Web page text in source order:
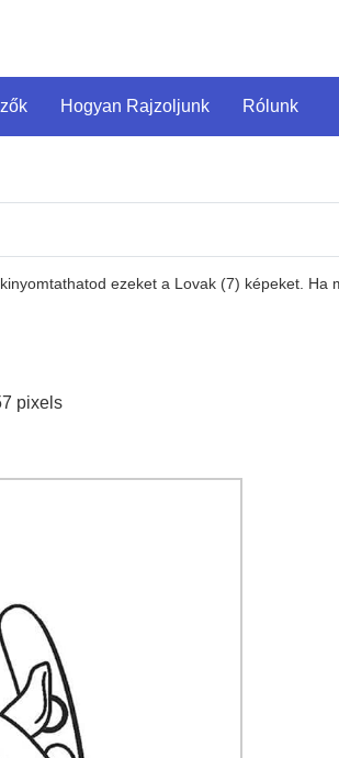
Hogyan Rajzoljunk Rólunk
ezeket a Lovak (7) képeket.
pixels